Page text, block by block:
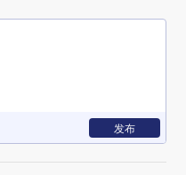
发布